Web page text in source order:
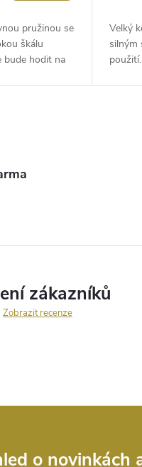
pružinou se
škálu
bude hodit na
Velký
silným
zákazníků
Zobrazit recenze
o novinkách